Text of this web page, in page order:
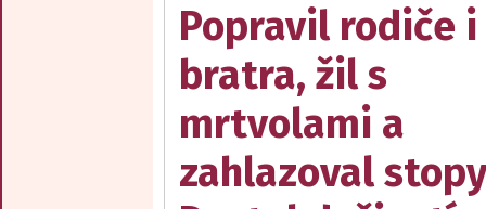
Popravil rodiče i
bratra, žil s
mrtvolami a
zahlazoval